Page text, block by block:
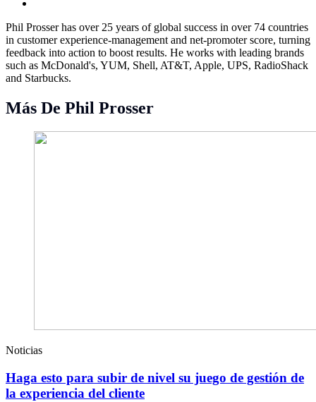
Phil Prosser has over 25 years of global success in over 74 countries
in customer experience-management and net-promoter score, turning
feedback into action to boost results. He works with leading brands
such as McDonald's, YUM, Shell, AT&T, Apple, UPS, RadioShack
and Starbucks.
Más De Phil Prosser
Noticias
Haga esto para subir de nivel su juego de gestión de
la experiencia del cliente